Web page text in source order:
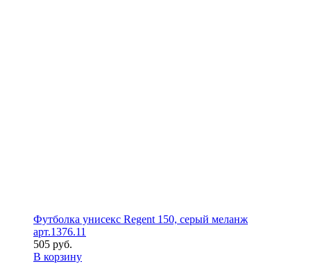
Футболка унисекс Regent 150, серый меланж
арт.1376.11
505 руб.
В корзину